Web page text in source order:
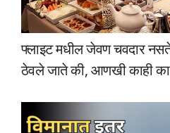
फ्लाइट मधील जेवण चवदार
ठेवले जाते की, आणखी काही